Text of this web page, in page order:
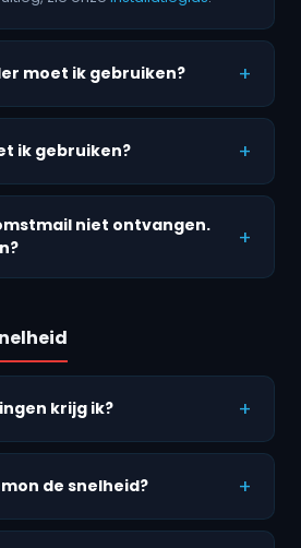
moet ik gebruiken?
ik gebruiken?
niet ontvangen.
krijg ik?
de snelheid?